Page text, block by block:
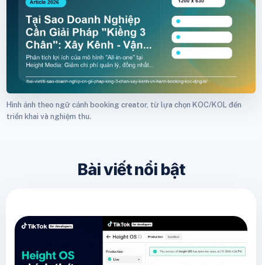
Hình ảnh theo ngữ cảnh booking creator, từ lựa chọn KOC/KOL đến
triển khai và nghiệm thu.
Bài viết nổi bật